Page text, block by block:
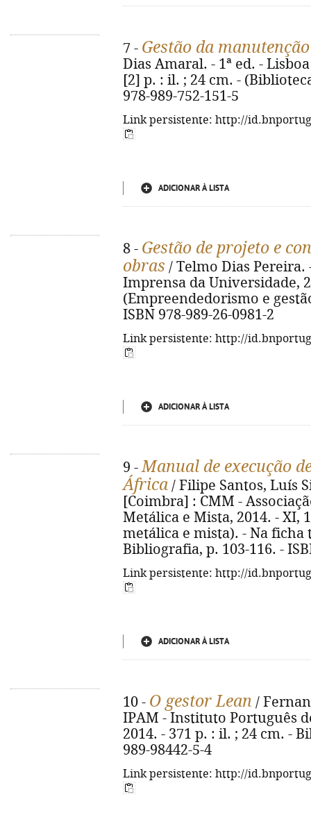
7 - Gestão da
Dias Amaral. - 1ª ed. -
[2] p. : il. ; 24 cm. -
978-989-752-151-5
Link persistente: http://
ADICIONAR À LISTA
8 - Gestão de projeto e
obras / Telmo Dias Pereira.
Imprensa da Universidade,
(Empreendedorismo e
ISBN 978-989-26-0981-2
Link persistente: http://
ADICIONAR À LISTA
9 -Manual de execução
África / Filipe Santos, Luís
[Coimbra] : CMM -
Metálica e Mista, 2014. - XI,
metálica e mista). - Na ficha
Bibliografia, p. 103-116. -
Link persistente: http://
ADICIONAR À LISTA
10 - O gestor Lean /
IPAM - Instituto Português
2014. - 371 p. : il. ; 24 cm. -
989-98442-5-4
Link persistente: http://